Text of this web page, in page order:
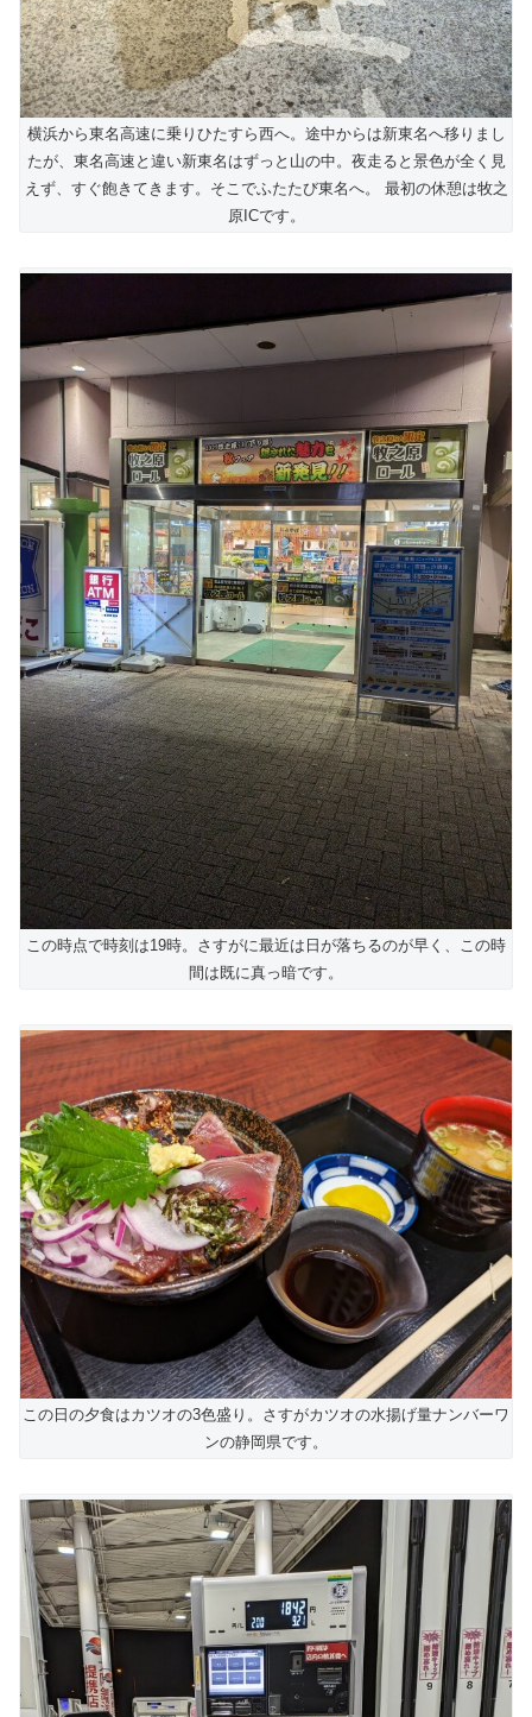
横浜から東名高速に乗りひたすら西へ。途中からは新東名へ移りまし
たが、東名高速と違い新東名はずっと山の中。夜走ると景色が全く見
えず、すぐ飽きてきます。そこでふたたび東名へ。 最初の休憩は牧之
原ICです。
この時点で時刻は19時。さすがに最近は日が落ちるのが早く、この時
間は既に真っ暗です。
この日の夕食はカツオの3色盛り。さすがカツオの水揚げ量ナンバーワ
ンの静岡県です。